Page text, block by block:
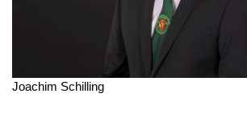
Joachim Schilling